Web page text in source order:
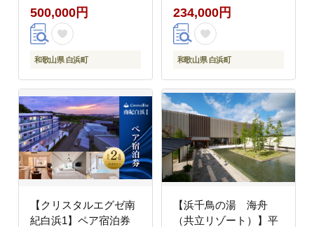
500,000円
和歌山県 白浜町
234,000円
和歌山県 白浜町
【クリスタルエグゼ南
紀白浜1】ペア宿泊券
【浜千鳥の湯 海舟
（共立リゾート）】平